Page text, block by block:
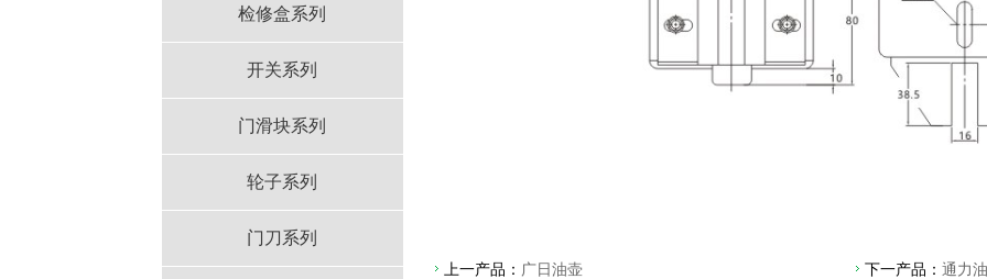
检修盒系列
开关系列
门滑块系列
轮子系列
门刀系列
上一产品： 广日油壶 下一产品：通力